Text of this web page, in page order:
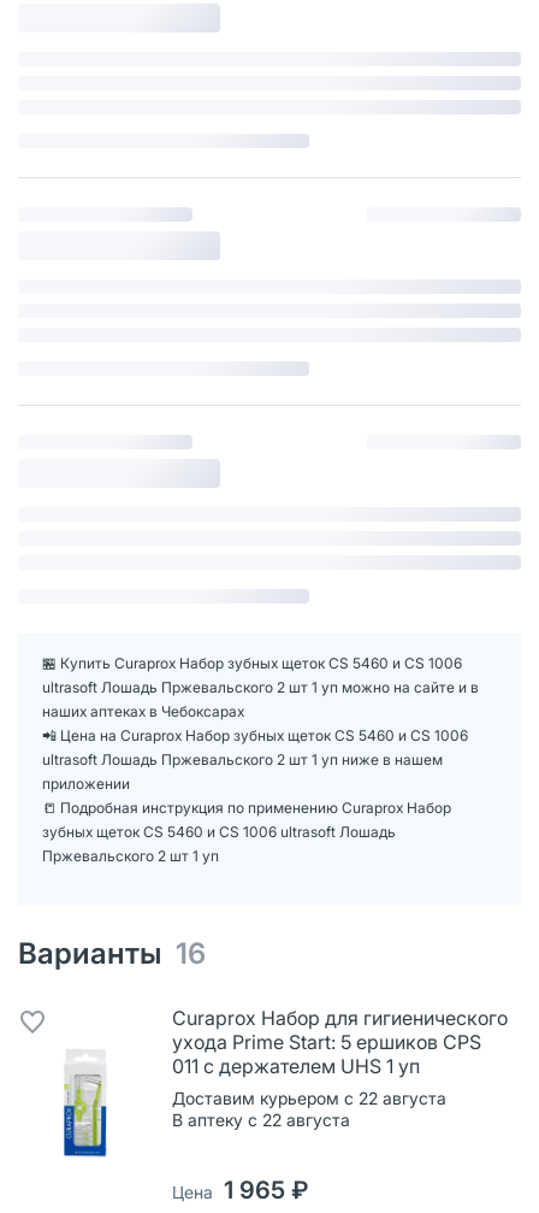
🏪 Купить Curaprox Набор зубных щеток CS 5460 и CS 1006
ultrasoft Лошадь Пржевальского 2 шт 1 уп можно на сайте и в
наших аптеках в Чебоксарах
📲 Цена на Curaprox Набор зубных щеток CS 5460 и CS 1006
ultrasoft Лошадь Пржевальского 2 шт 1 уп ниже в нашем
приложении
📒 Подробная инструкция по применению Curaprox Набор
зубных щеток CS 5460 и CS 1006 ultrasoft Лошадь
Пржевальского 2 шт 1 уп
Варианты 16
Curaprox Набор для гигиенического
ухода Prime Start: 5 ершиков CPS
011 с держателем UHS 1 уп
Доставим курьером с 22 августа
В аптеку с 22 августа
Цена 1 965 ₽